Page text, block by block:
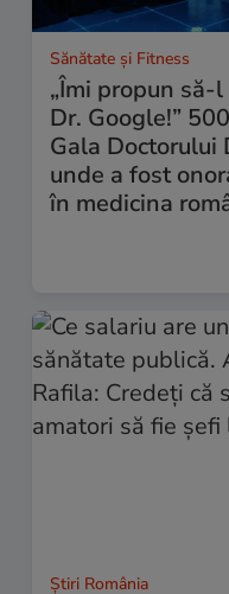
Sănătate și Fitness
„Îmi propun să-l
Dr. Google!”
Gala Doctorului
unde a fost
în medicina
Știri România